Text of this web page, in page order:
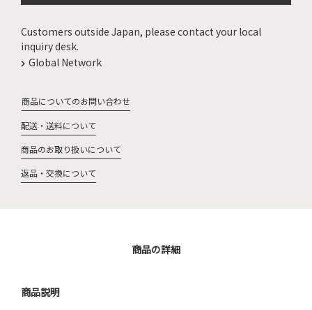
Customers outside Japan, please contact your local
inquiry desk.
Global Network
商品についてのお問い合わせ
配送・送料について
商品のお取り扱いについて
返品・交換について
商品の詳細
商品説明